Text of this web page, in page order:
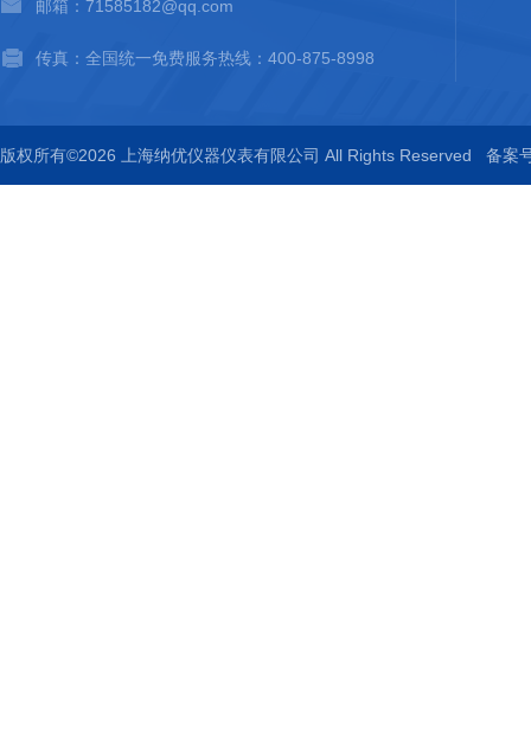
邮箱：71585182@qq.com
传真：全国统一免费服务热线：400-875-8998
版权所有©2026 上海纳优仪器仪表有限公司 All Rights Reserved 备案